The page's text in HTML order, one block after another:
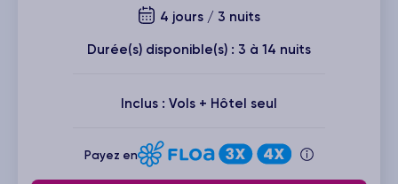
4 jours / 3 nuits
Durée(s) disponible(s) : 3 à 14 nuits
Inclus : Vols + Hôtel seul
Payez en